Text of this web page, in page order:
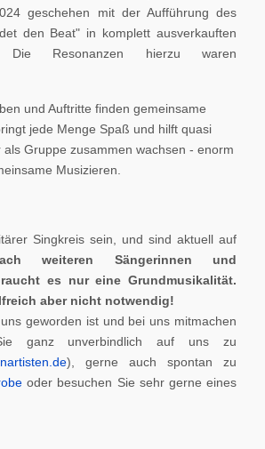
geschehen mit der Aufführung des
den Beat" in komplett ausverkauften
Die Resonanzen hierzu waren
und Auftritte finden gemeinsame
jede Menge Spaß und hilft quasi
als Gruppe zusammen wachsen - enorm
Musizieren.
Singkreis sein, und sind aktuell auf
weiteren Sängerinnen und
es nur eine Grundmusikalität.
aber nicht notwendig!
geworden ist und bei uns mitmachen
ganz unverbindlich auf uns zu
), gerne auch spontan zu
oder besuchen Sie sehr gerne eines